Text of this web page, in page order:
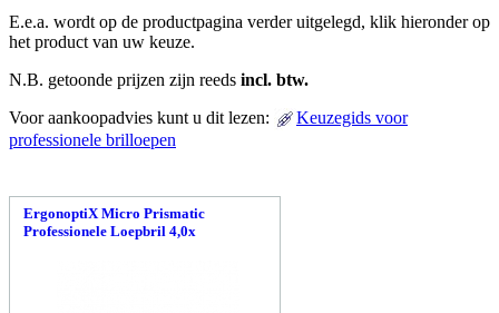
E.e.a. wordt op de productpagina verder uitgelegd, klik hieronder op
het product van uw keuze.
N.B. getoonde prijzen zijn reeds incl. btw.
Voor aankoopadvies kunt u dit lezen:
Keuzegids voor
professionele brilloepen
ErgonoptiX Micro Prismatic
Professionele Loepbril 4,0x